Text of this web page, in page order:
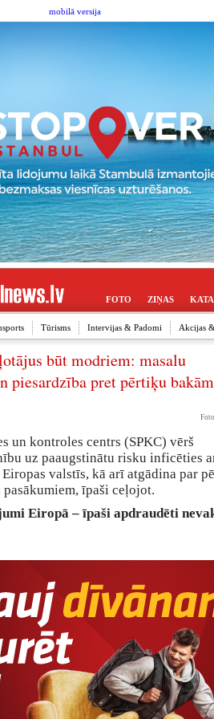
mobilā versija
FOTO ZIŅAS
Tūrisms Intervijas & Padomi Akcijas
būt modriem: masalu
piesardzība pret pērtiķu bakām
un kontroles centrs (SPKC) vērš
uz paaugstinātu risku inficēties
valstīs, kā arī atgādina par
īpaši ceļojot.
Eiropā – īpaši apdraudēti